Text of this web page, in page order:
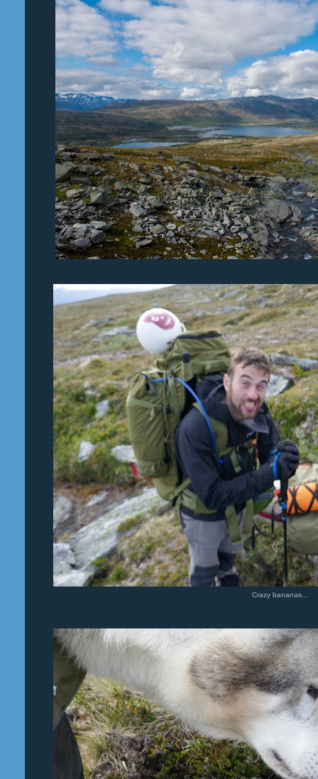
Crazy bananas...